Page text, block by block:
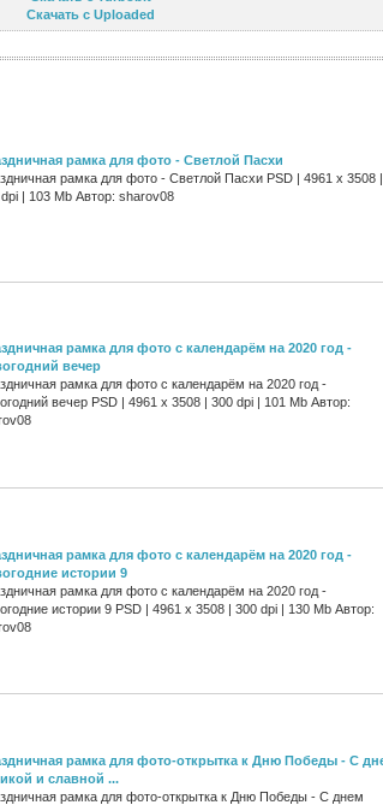
Скачать с Uploaded
рамка для фото - Светлой Пасхи
рамка для фото - Светлой Пасхи PSD | 4961 х 3508 |
| 103 Mb Автор: sharov08
рамка для фото с календарём на 2020 год -
вечер
рамка для фото с календарём на 2020 год -
вечер PSD | 4961 х 3508 | 300 dpi | 101 Mb Автор:
рамка для фото с календарём на 2020 год -
истории 9
рамка для фото с календарём на 2020 год -
истории 9 PSD | 4961 х 3508 | 300 dpi | 130 Mb Автор:
рамка для фото-открытка к Дню Победы - С
и славной ...
рамка для фото-открытка к Дню Победы - С днем